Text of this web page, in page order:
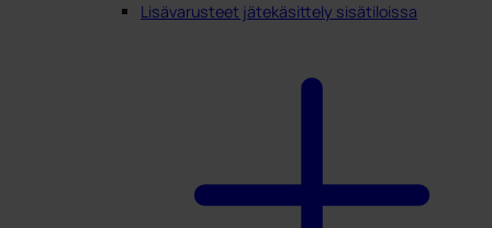
Lisävarusteet jätekäsittely sisätiloissa